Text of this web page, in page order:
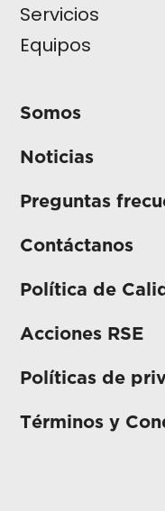
Servicios
Equipos
Somos
Noticias
Preguntas
Contáctanos
Política de
Acciones RSE
Políticas de
Términos y